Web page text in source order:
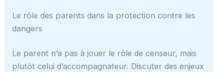
Le rôle des parents dans la protection contre les
dangers
Le parent n’a pas à jouer le rôle de censeur, mais
plutôt celui d’accompagnateur. Discuter des enjeux